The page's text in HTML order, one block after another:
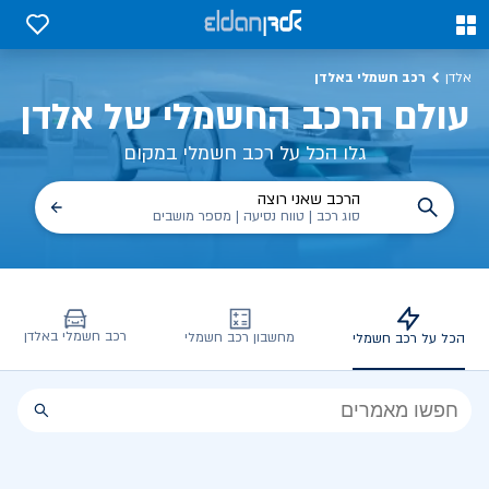
0
0
אלדן רכב חשמלי באלדן
עולם הרכב החשמלי של אלדן
גלו הכל על רכב חשמלי במקום
הרכב שאני רוצה
סוג רכב | טווח נסיעה | מספר מושבים
הכל על רכב חשמלי מחשבון רכב חשמלי רכב חשמלי באלדן
הכל
הכל על רכב חשמלי, שימושים, טכנולוגיה וכל מה שכדי לדעת | אלדן